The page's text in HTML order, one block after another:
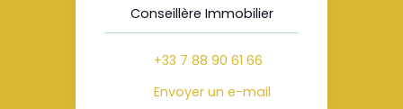
Conseillère Immobilier
+33 7 88 90 61 66
Envoyer un e-mail